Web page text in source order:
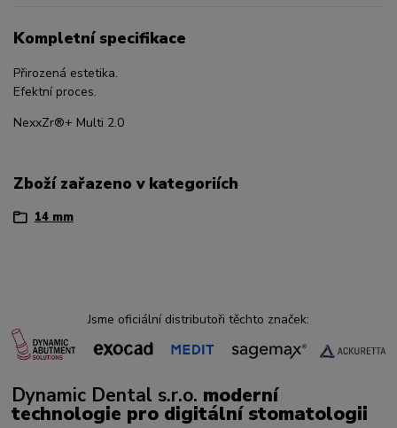
Kompletní specifikace
Přirozená estetika.
Efektní proces.
NexxZr®+ Multi 2.0
Zboží zařazeno v kategoriích
14 mm
Jsme oficiální distributoři těchto značek:
Dynamic Dental s.r.o. moderní
technologie pro digitální stomatologii